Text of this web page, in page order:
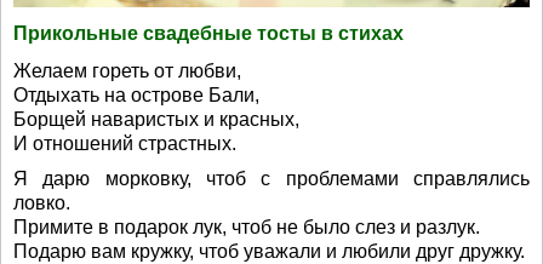
Прикольные свадебные тосты в стихах
Желаем гореть от любви,
Отдыхать на острове Бали,
Борщей наваристых и красных,
И отношений страстных.
Я дарю морковку, чтоб с проблемами справлялись
ловко.
Примите в подарок лук, чтоб не было слез и разлук.
Подарю вам кружку, чтоб уважали и любили друг дружку.